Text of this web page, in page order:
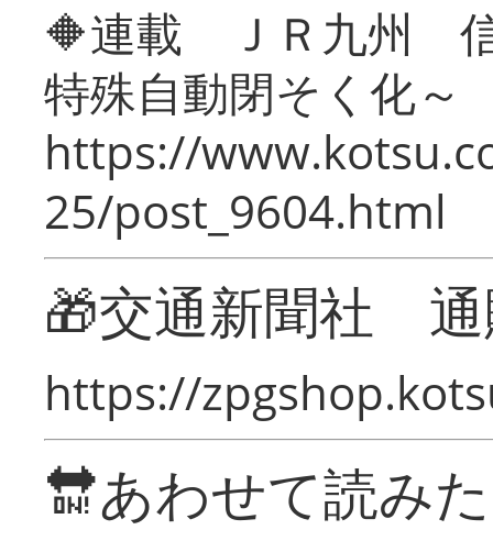
🔶連載 ＪＲ九州 信
特殊自動閉そく化～
https://
25/post_9604.html
🎁交通新聞社
https://
🔛あわせて読み